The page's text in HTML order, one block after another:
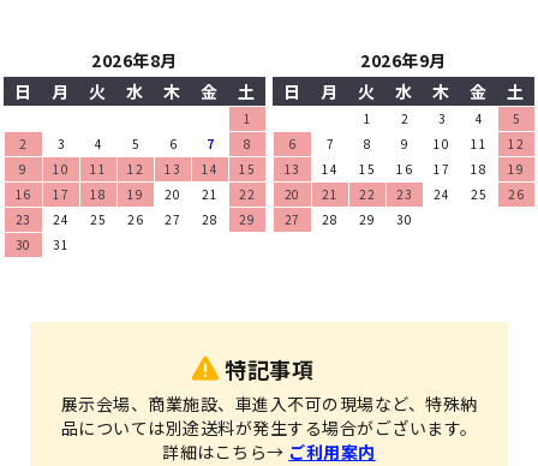
2026年8月
日
月 火 水 木 金 土
1
2
3 4 5 6 7
8
9
10 11 12 13 14
15
16
17 18 19 20 21
22
23
24 25 26 27 28
29
30
31
2026年9月
日
月 火 水 木 金 土
1 2 3 4
5
6
7 8 9 10 11
12
13
14 15 16 17 18
19
20
21 22 23 24 25
26
27
28 29 30
特記事項
展示会場、商業施設、車進入不可の現場など、特殊納
品については別途送料が発生する場合がございます。
詳細はこちら→ ご利用案内